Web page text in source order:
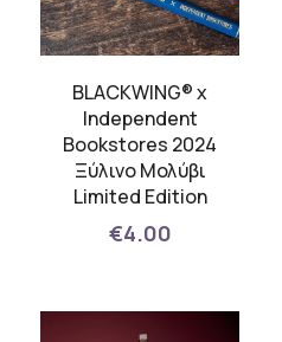
BLACKWING® x
Independent
Bookstores 2024
Ξύλινo Μολύβι
Limited Edition
€4.00